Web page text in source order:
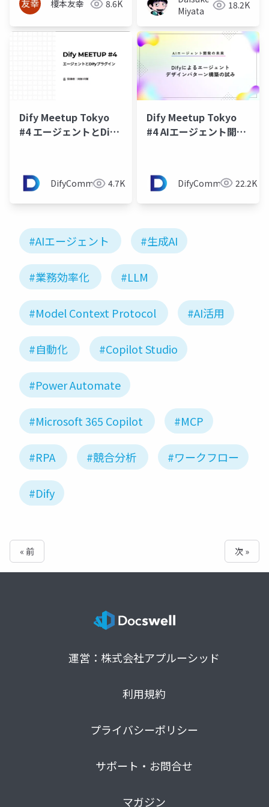
榎本友幸 8.6K
Miyata
18.2K
Dify Meetup Tokyo
#4 エージェントとDify
DifyCommunity4.7K
Dify Meetup Tokyo
#4 AIエージェント開発
ターン構築の試み
DifyCommunity22.2K
#AIエージェント #生成AI
#業務効率化 #LLM
#Model Context Protocol #AI活用
#自動化 #Copilot Studio
#Power Automate
#Microsoft 365 Copilot #MCP
#RPA #競合分析 #ワークフロー
#Dify
« 前 次 »
運営：株式会社アプルーシッド
利用規約
プライバシーポリシー
サポート・お問合せ
マガジン